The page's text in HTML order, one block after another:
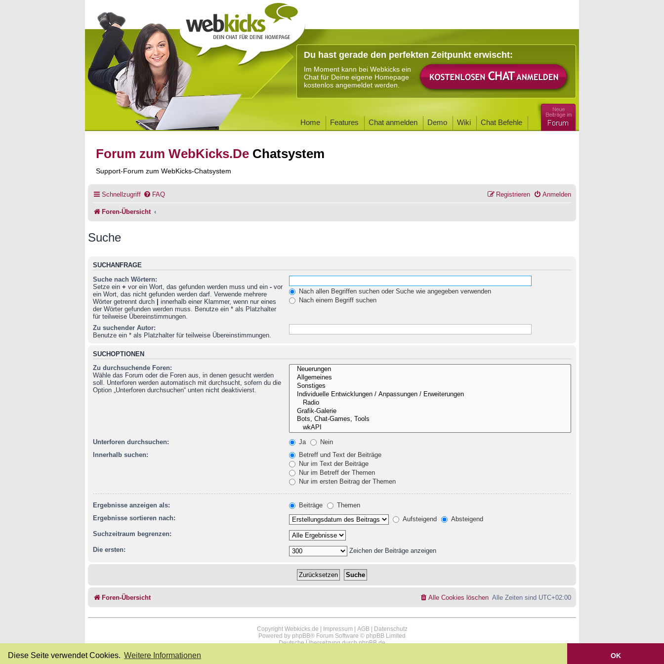
Diese Seite verwendet Cookies. Weitere Informationen OK
Du hast gerade den perfekten Zeitpunkt erwischt:
Im Moment kann bei Webkicks ein
Chat für Deine eigene Homepage
kostenlos angemeldet werden.
Home Features Chat anmelden Demo Wiki Chat Befehle
Forum zum WebKicks.De Chatsystem
Support-Forum zum WebKicks-Chatsystem
Schnellzugriff FAQ Anmelden
Registrieren
Foren-Übersicht
Suche
SUCHANFRAGE
Suche nach Wörtern:
Setze ein + vor ein Wort, das gefunden werden muss und ein - vor
ein Wort, das nicht gefunden werden darf. Verwende mehrere
Wörter getrennt durch
innerhalb einer Klammer, wenn nur eines
der Wörter gefunden werden muss. Benutze ein * als Platzhalter
für teilweise Übereinstimmungen.
Nach allen Begriffen suchen oder Suche wie angegeben verwenden
Nach einem Begriff suchen
Zu suchender Autor:
Benutze ein * als Platzhalter für teilweise Übereinstimmungen.
SUCHOPTIONEN
Zu durchsuchende Foren:
Wähle das Forum oder die Foren aus, in denen gesucht werden
soll. Unterforen werden automatisch mit durchsucht, sofern du die
Option „Unterforen durchsuchen“ unten nicht deaktivierst.
Unterforen durchsuchen: Ja
Nein
Innerhalb suchen:
Betreff und Text der Beiträge
Nur im Text der Beiträge
Nur im Betreff der Themen
Nur im ersten Beitrag der Themen
Ergebnisse anzeigen als: Beiträge
Themen
Ergebnisse sortieren nach:
Aufsteigend Absteigend
Suchzeitraum begrenzen:
Die ersten: Zeichen der Beiträge anzeigen
Foren-Übersicht Alle Zeiten sind UTC+02:00
Alle Cookies löschen
Copyright Webkicks.de | Impressum AGB|
Datenschutz
Powered by phpBB® Forum Software © phpBB Limited
Deutsche Übersetzung durchphpBB.de